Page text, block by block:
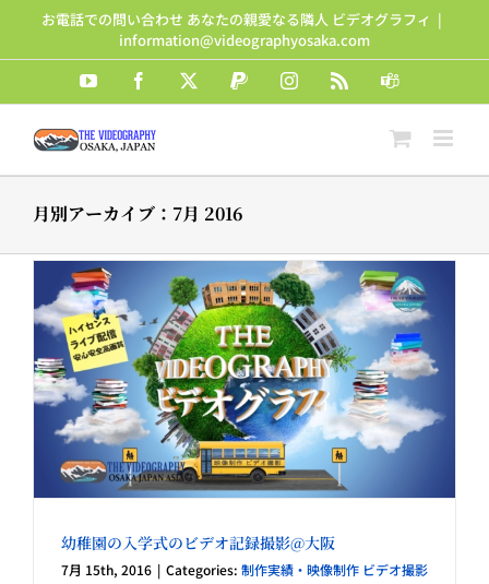
content
お電話での問い合わせ あなたの親愛なる隣人 ビデオグラフィ |
information@videographyosaka.com
YouTube Facebook PayPalInstagram Teams
月別アーカイブ： 7月 2016
幼稚園の入学式のビデオ記録撮影@大阪
7月 15th, 2016 | Categories: 制作実績・映像制作 ビデオ撮影